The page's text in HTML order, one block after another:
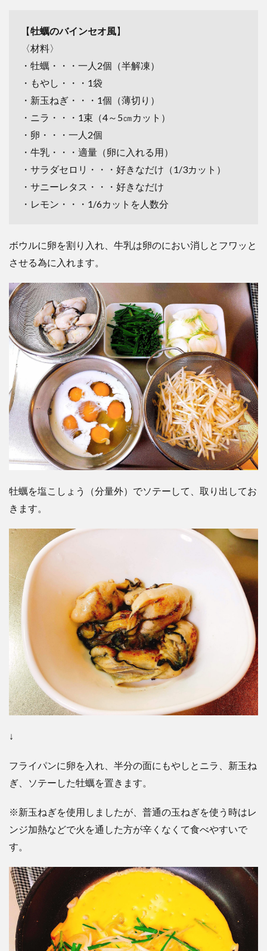
【牡蠣のバインセオ風】
〈材料〉
・牡蠣・・・一人2個（半解凍）
・もやし・・・1袋
・新玉ねぎ・・・1個（薄切り）
・ニラ・・・1束（4～5㎝カット）
・卵・・・一人2個
・牛乳・・・適量（卵に入れる用）
・サラダセロリ・・・好きなだけ（1/3カット）
・サニーレタス・・・好きなだけ
・レモン・・・1/6カットを人数分
ボウルに卵を割り入れ、牛乳は卵のにおい消しとフワッと
させる為に入れます。
牡蠣を塩こしょう（分量外）でソテーして、取り出してお
きます。
↓
フライパンに卵を入れ、半分の面にもやしとニラ、新玉ね
ぎ、ソテーした牡蠣を置きます。
※新玉ねぎを使用しましたが、普通の玉ねぎを使う時はレ
ンジ加熱などで火を通した方が辛くなくて食べやすいで
す。